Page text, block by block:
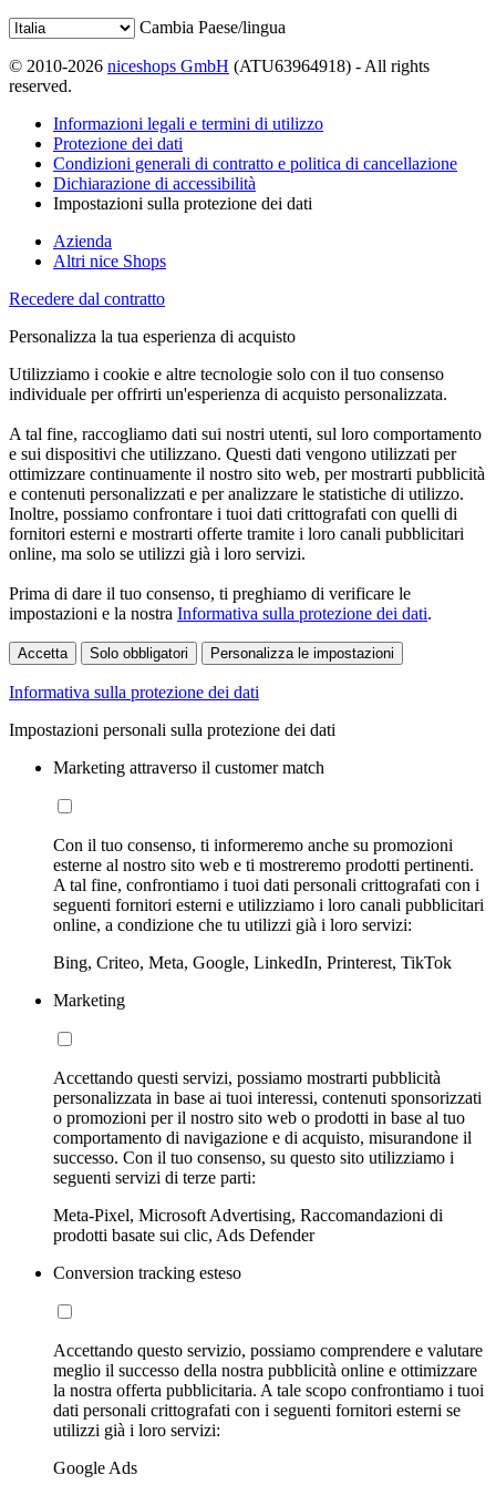
Cambia Paese/lingua
© 2010-2026 niceshops GmbH (ATU63964918) - All rights
reserved.
Informazioni legali e termini di utilizzo
Protezione dei dati
Condizioni generali di contratto e politica di cancellazione
Dichiarazione di accessibilità
Impostazioni sulla protezione dei dati
Azienda
Altri nice Shops
Recedere dal contratto
Personalizza la tua esperienza di acquisto
Utilizziamo i cookie e altre tecnologie solo con il tuo consenso
individuale per offrirti un'esperienza di acquisto personalizzata.
A tal fine, raccogliamo dati sui nostri utenti, sul loro comportamento
e sui dispositivi che utilizzano. Questi dati vengono utilizzati per
ottimizzare continuamente il nostro sito web, per mostrarti pubblicità
e contenuti personalizzati e per analizzare le statistiche di utilizzo.
Inoltre, possiamo confrontare i tuoi dati crittografati con quelli di
fornitori esterni e mostrarti offerte tramite i loro canali pubblicitari
online, ma solo se utilizzi già i loro servizi.
Prima di dare il tuo consenso, ti preghiamo di verificare le
impostazioni e la nostra Informativa sulla protezione dei dati.
Accetta Solo obbligatori Personalizza le impostazioni
Informativa sulla protezione dei dati
Impostazioni personali sulla protezione dei dati
Marketing attraverso il customer match
Con il tuo consenso, ti informeremo anche su promozioni
esterne al nostro sito web e ti mostreremo prodotti pertinenti.
A tal fine, confrontiamo i tuoi dati personali crittografati con i
seguenti fornitori esterni e utilizziamo i loro canali pubblicitari
online, a condizione che tu utilizzi già i loro servizi:
Bing, Criteo, Meta, Google, LinkedIn, Printerest, TikTok
Marketing
Accettando questi servizi, possiamo mostrarti pubblicità
personalizzata in base ai tuoi interessi, contenuti sponsorizzati
o promozioni per il nostro sito web o prodotti in base al tuo
comportamento di navigazione e di acquisto, misurandone il
successo. Con il tuo consenso, su questo sito utilizziamo i
seguenti servizi di terze parti:
Meta-Pixel, Microsoft Advertising, Raccomandazioni di
prodotti basate sui clic, Ads Defender
Conversion tracking esteso
Accettando questo servizio, possiamo comprendere e valutare
meglio il successo della nostra pubblicità online e ottimizzare
la nostra offerta pubblicitaria. A tale scopo confrontiamo i tuoi
dati personali crittografati con i seguenti fornitori esterni se
utilizzi già i loro servizi:
Google Ads